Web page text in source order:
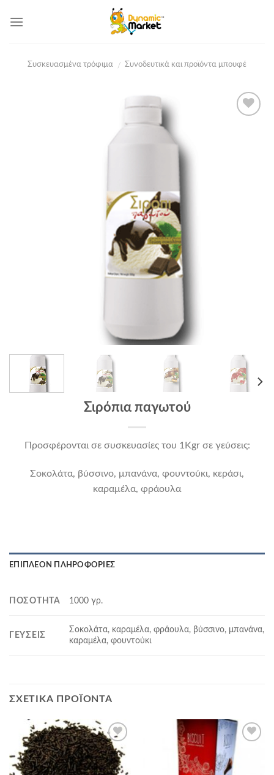
Συσκευασμένα τρόφιμα / Συνοδευτικά και προϊόντα μπουφέ
Σιρόπια παγωτού
Προσφέρονται σε συσκευασίες του 1Kgr σε γεύσεις:
Σοκολάτα, βύσσινο, μπανάνα, φουντούκι, κεράσι,
καραμέλα, φράουλα
ΕΠΙΠΛΈΟΝ ΠΛΗΡΟΦΟΡΊΕΣ
ΠΟΣΌΤΗΤΑ 1000 γρ.
ΓΕΎΣΕΙΣ
Σοκολάτα, καραμέλα, φράουλα, βύσσινο, μπανάνα,
καραμέλα, φουντούκι
ΣΧΕΤΙΚΆ ΠΡΟΪΌΝΤΑ
Add to